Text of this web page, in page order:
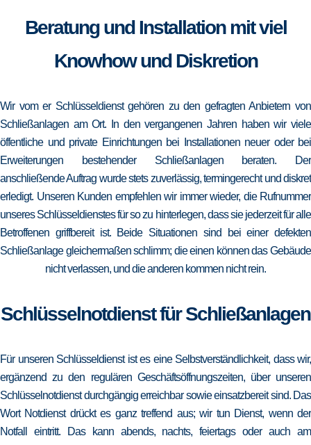
Beratung und Installation mit viel
Knowhow und Diskretion
Wir vom er Schlüsseldienst gehören zu den gefragten Anbietern von
Schließanlagen am Ort. In den vergangenen Jahren haben wir viele
öffentliche und private Einrichtungen bei Installationen neuer oder bei
Erweiterungen bestehender Schließanlagen beraten. Der
anschließende Auftrag wurde stets zuverlässig, termingerecht und diskret
erledigt. Unseren Kunden empfehlen wir immer wieder, die Rufnummer
unseres Schlüsseldienstes für so zu hinterlegen, dass sie jederzeit für alle
Betroffenen griffbereit ist. Beide Situationen sind bei einer defekten
Schließanlage gleichermaßen schlimm; die einen können das Gebäude
nicht verlassen, und die anderen kommen nicht rein.
Schlüsselnotdienst für Schließanlagen
Für unseren Schlüsseldienst ist es eine Selbstverständlichkeit, dass wir,
ergänzend zu den regulären Geschäftsöffnungszeiten, über unseren
Schlüsselnotdienst durchgängig erreichbar sowie einsatzbereit sind. Das
Wort Notdienst drückt es ganz treffend aus; wir tun Dienst, wenn der
Notfall eintritt. Das kann abends, nachts, feiertags oder auch am